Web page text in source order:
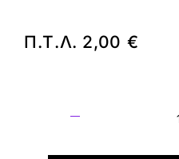
Π.Τ.Λ. 2,00 €